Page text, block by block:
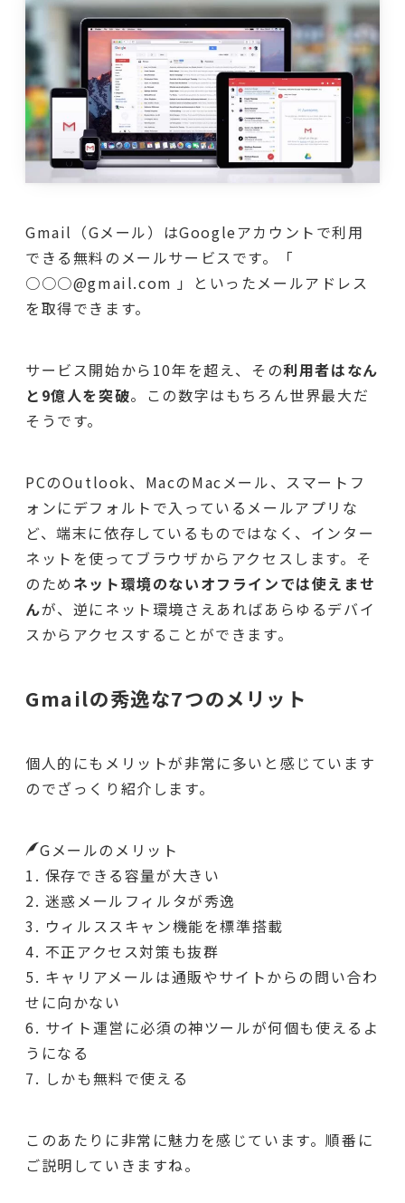
Gmail（Gメール）はGoogleアカウントで利用
できる無料のメールサービスです。「
○○○@gmail.com 」といったメールアドレス
を取得できます。
サービス開始から10年を超え、その利用者はなん
と9億人を突破。この数字はもちろん世界最大だ
そうです。
PCのOutlook、MacのMacメール、スマートフ
ォンにデフォルトで入っているメールアプリな
ど、端末に依存しているものではなく、インター
ネットを使ってブラウザからアクセスします。そ
のため ネット環境のないオフラインでは使えませ
んが、逆にネット環境さえあればあらゆるデバイ
スからアクセスすることができます。
Gmailの秀逸な7つのメリット
個人的にもメリットが非常に多いと感じています
のでざっくり紹介します。
Gメールのメリット
保存できる容量が大きい
迷惑メールフィルタが秀逸
ウィルススキャン機能を標準搭載
不正アクセス対策も抜群
キャリアメールは通販やサイトからの問い合わ
せに向かない
サイト運営に必須の神ツールが何個も使えるよ
うになる
しかも無料で使える
このあたりに非常に魅力を感じています。順番に
ご説明していきますね。